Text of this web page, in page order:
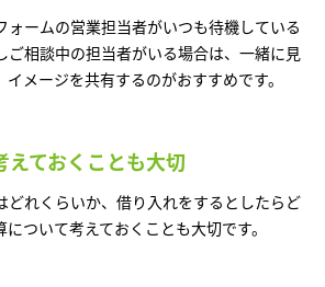
ォームの営業担当者がいつも待機している
ご相談中の担当者がいる場合は、一緒に見
メージを共有するのがおすすめです。
えておくことも大切
どれくらいか、借り入れをするとしたらど
ついて考えておくことも大切です。